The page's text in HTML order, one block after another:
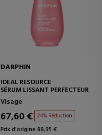
DARPHIN
IDEAL RESOURCE
SÉRUM LISSANT PERFECTEUR
Visage
67,60 € 24% Réduction
Prix d'origine 88,95 €